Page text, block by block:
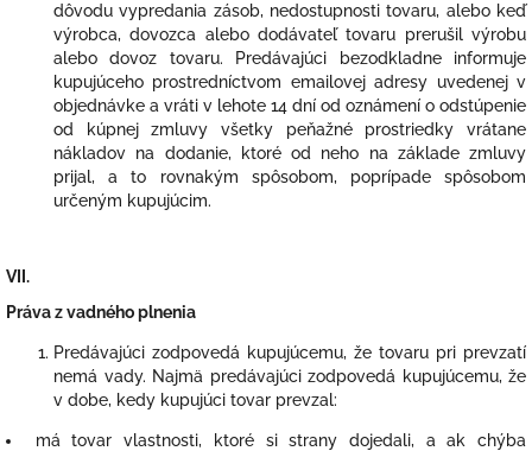
dôvodu vypredania zásob, nedostupnosti tovaru, alebo keď
výrobca, dovozca alebo dodávateľ tovaru prerušil výrobu
alebo dovoz tovaru. Predávajúci bezodkladne informuje
kupujúceho prostredníctvom emailovej adresy uvedenej v
objednávke a vráti v lehote 14 dní od oznámení o odstúpenie
od kúpnej zmluvy všetky peňažné prostriedky vrátane
nákladov na dodanie, ktoré od neho na základe zmluvy
prijal, a to rovnakým spôsobom, poprípade spôsobom
určeným kupujúcim.
VII.
Práva z vadného plnenia
Predávajúci zodpovedá kupujúcemu, že tovaru pri prevzatí
nemá vady. Najmä predávajúci zodpovedá kupujúcemu, že
v dobe, kedy kupujúci tovar prevzal:
má tovar vlastnosti, ktoré si strany dojedali, a ak chýba